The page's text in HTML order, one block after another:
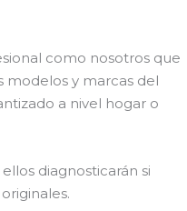
como nosotros que
modelos y marcas del
a nivel hogar o
diagnosticarán si